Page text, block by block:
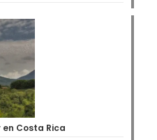
Costa Rica